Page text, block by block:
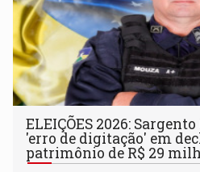
ELEIÇÕES 2026:
'erro de digitação' em
patrimônio de R$ 29